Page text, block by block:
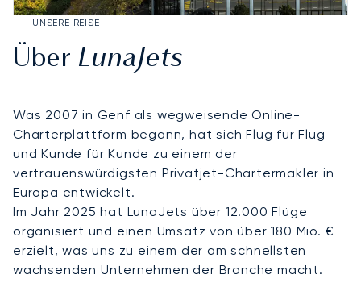
UNSERE REISE
Über LunaJets
Was 2007 in Genf als wegweisende Online-
Charterplattform begann, hat sich Flug für Flug
und Kunde für Kunde zu einem der
vertrauenswürdigsten Privatjet-Chartermakler in
Europa entwickelt.
Im Jahr 2025 hat LunaJets über 12.000 Flüge
organisiert und einen Umsatz von über 180 Mio. €
erzielt, was uns zu einem der am schnellsten
wachsenden Unternehmen der Branche macht.